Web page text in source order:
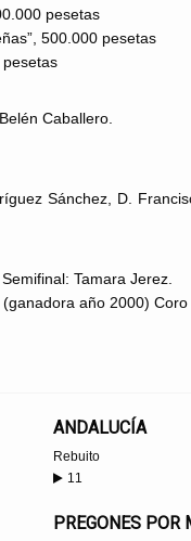
pesetas
500.000 pesetas
Caballero.
Sánchez, D.
Tamara Jerez.
año 2000)
ANDALUCÍA
Rebuito
11
PREGONES POR